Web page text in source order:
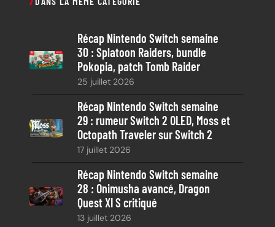
h
c
h
Récap Nintendo Switch semaine
30 : Splatoon Raiders, bundle
Pokopia, patch Tomb Raider
25 juillet 2026
Récap Nintendo Switch semaine
29 : rumeur Switch 2 OLED, Moss et
Octopath Traveler sur Switch 2
17 juillet 2026
Récap Nintendo Switch semaine
28 : Onimusha avancé, Dragon
Quest XI S critiqué
13 juillet 2026